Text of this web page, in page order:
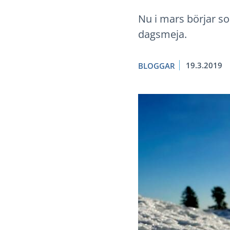
Nu i mars börjar
dagsmeja.
BLOGGAR 19.3.2019